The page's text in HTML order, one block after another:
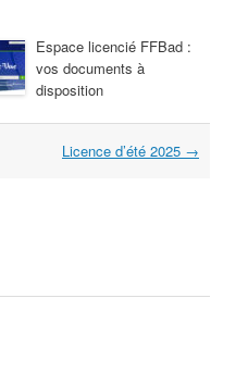
Espace licencié FFBad :
vos documents à
disposition
Licence d’été 2025 →